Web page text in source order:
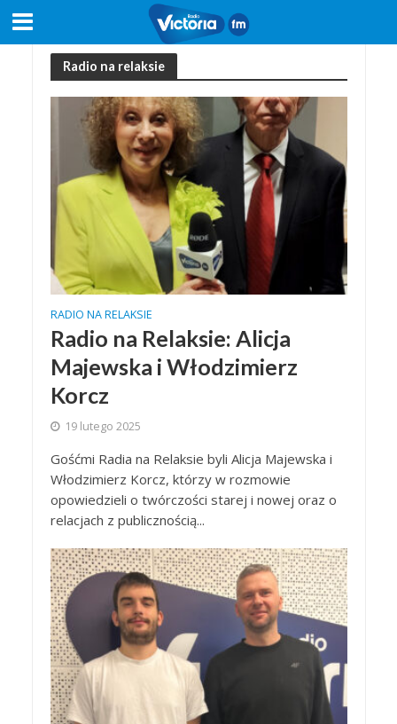
Radio na relaksie
RADIO NA RELAKSIE
Radio na Relaksie: Alicja
Majewska i Włodzimierz
Korcz
19 lutego 2025
Gośćmi Radia na Relaksie byli Alicja Majewska i
Włodzimierz Korcz, którzy w rozmowie
opowiedzieli o twórczości starej i nowej oraz o
relacjach z publicznością...